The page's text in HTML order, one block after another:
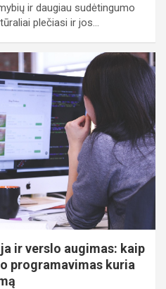
ir daugiau sudėtingumo
plečiasi ir jos…
ir verslo augimas: kaip
programavimas kuria